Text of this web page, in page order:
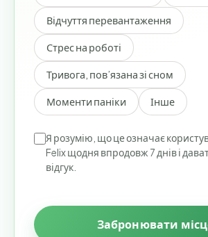
Відчуття перевантаження
Стрес на роботі
Тривога, пов’язана зі сном
Моменти паніки Інше
Я розумію, що це означає
Felix щодня впродовж 7 днів і
відгук.
Забронювати